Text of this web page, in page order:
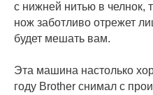
с нижней нитью в челнок,
нож заботливо отрежет
будет мешать вам.
Эта машина настолько
году Brother снимал с